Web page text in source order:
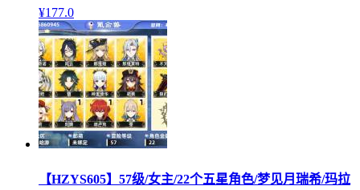
¥177.0
【HZYS605】57级/女主/22个五星角色/梦见月瑞希/玛拉